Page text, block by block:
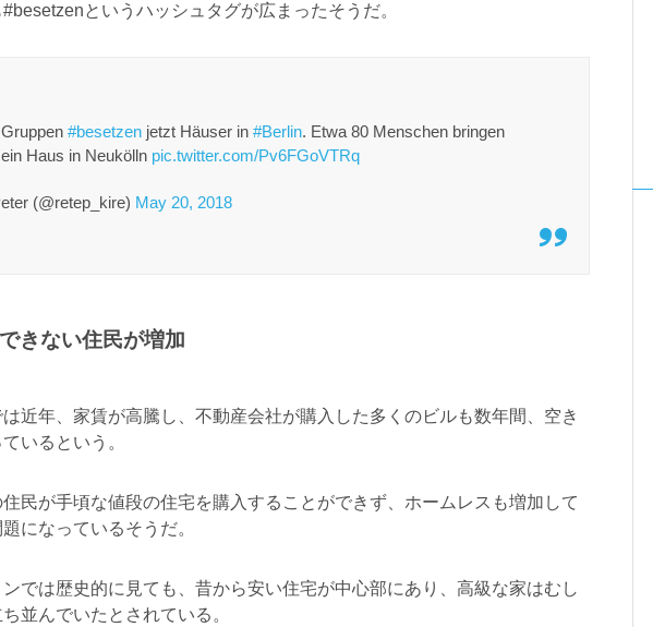
というハッシュタグが広まったそうだ。
#besetzen jetzt Häuser in #Berlin. Etwa 80 Menschen bringen
Haus in Neukölln pic.twitter.com/Pv6FGoVTRq
(@retep_kire) May 20, 2018
きない住民が増加
近年、家賃が高騰し、不動産会社が購入した多くのビルも数年間、空き
いるという。
民が手頃な値段の住宅を購入することができず、ホームレスも増加して
になっているそうだ。
では歴史的に見ても、昔から安い住宅が中心部にあり、高級な家はむし
並んでいたとされている。